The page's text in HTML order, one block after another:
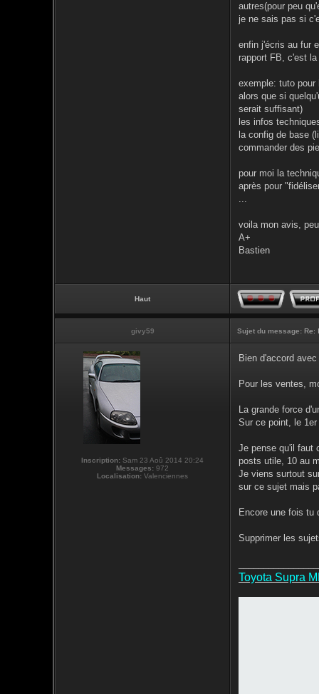
autres(pour peu
je ne sais pas si
enfin j'écris au fur
rapport FB, c'est
exemple: tuto pour
alors que si
serait suffisant)
les infos
la config de base
commander des
pour moi la
après pour
...
voila mon avis,
A+
Bastien
Haut
givy59 Sujet du message: Re:
Inscription: Sam 23 Aoû 2014 20:24
Messages: 972
Localisation: Valenciennes
Bien d'accord
Pour les ventes,
La grande force
Sur ce point, le
Je pense qu'il faut
posts utile, 10 au
Je viens surtout
sur ce sujet mais
Encore une fois tu
Supprimer les
Toyota Supra